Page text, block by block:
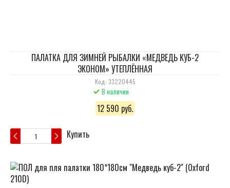
ПАЛАТКА ДЛЯ ЗИМНЕЙ РЫБАЛКИ «МЕДВЕДЬ КУБ-2
ЭКОНОМ» УТЕПЛЁННАЯ
Код: 33220445
В наличии
12 590 руб.
Купить